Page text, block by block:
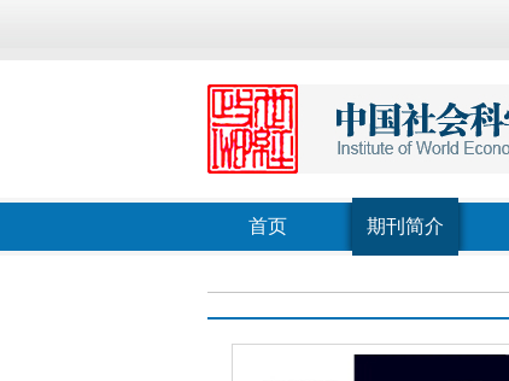
首页 期刊简介